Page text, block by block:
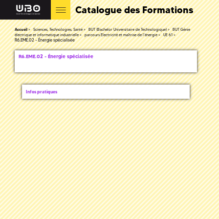
Catalogue des Formations
Accueil Sciences, Technologies, Santé BUT (Bachelor Universitaire de Technologique)
BUT Génie
électrique et informatique industrielle
parcours Electricité et maîtrise de l'énergie UE 6.1
R6.EME.02 - Énergie spécialisée
R6.EME.02 - Énergie spécialisée
Infos pratiques